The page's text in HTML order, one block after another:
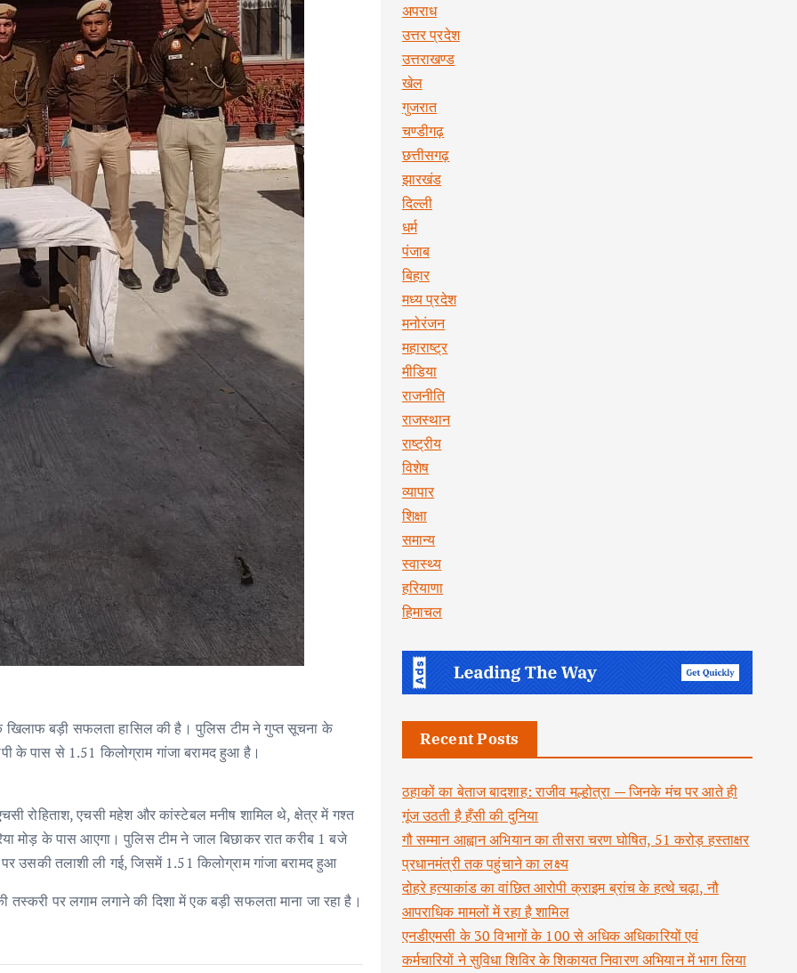
खिलाफ बड़ी सफलता हासिल की है। पुलिस टीम ने गुप्त सूचना के
के पास से 1.51 किलोग्राम गांजा बरामद हुआ है।
रोहिताश, एचसी महेश और कांस्टेबल मनीष शामिल थे, क्षेत्र में गश्त
मोड़ के पास आएगा। पुलिस टीम ने जाल बिछाकर रात करीब 1 बजे
उसकी तलाशी ली गई, जिसमें 1.51 किलोग्राम गांजा बरामद हुआ
तस्करी पर लगाम लगाने की दिशा में एक बड़ी सफलता माना जा रहा है।
अपराध
उत्तर प्रदेश
उत्तराखण्ड
खेल
गुजरात
चण्डीगढ़
छत्तीसगढ़
झारखंड
दिल्ली
धर्म
पंजाब
बिहार
मध्य प्रदेश
मनोरंजन
महाराष्ट्र
मीडिया
राजनीति
राजस्थान
राष्ट्रीय
विशेष
व्यापार
शिक्षा
समान्य
स्वास्थ्य
हरियाणा
हिमाचल
Recent Posts
ठहाकों का बेताज बादशाह: राजीव मल्होत्रा — जिनके मंच पर आते ही
गूंज उठती है हँसी की दुनिया
गौ सम्मान आह्वान अभियान का तीसरा चरण घोषित, 51 करोड़ हस्ताक्षर
प्रधानमंत्री तक पहुंचाने का लक्ष्य
दोहरे हत्याकांड का वांछित आरोपी क्राइम ब्रांच के हत्थे चढ़ा, नौ
आपराधिक मामलों में रहा है शामिल
एनडीएमसी के 30 विभागों के 100 से अधिक अधिकारियों एवं
कर्मचारियों ने सुविधा शिविर के शिकायत निवारण अभियान में भाग लिया